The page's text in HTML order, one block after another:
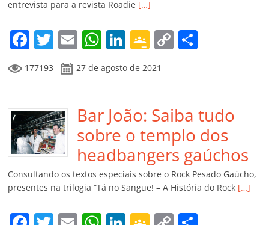
o
m
entrevista para a revista Roadie […]
F
a
c
e
b
o
o
k
T
w
itt
er
E
m
ai
l
W
at
s
A
p
p
Li
n
k
e
dI
n
G
o
o
gl
e
Cl
a
ss
ro
o
C
y
Li
n
k
p
ar
til
h
ar
177193 27 de agosto de 2021
Bar João: Saiba tudo
sobre o templo dos
headbangers gaúchos
Consultando os textos especiais sobre o Rock Pesado Gaúcho,
presentes na trilogia “Tá no Sangue! – A História do Rock […]